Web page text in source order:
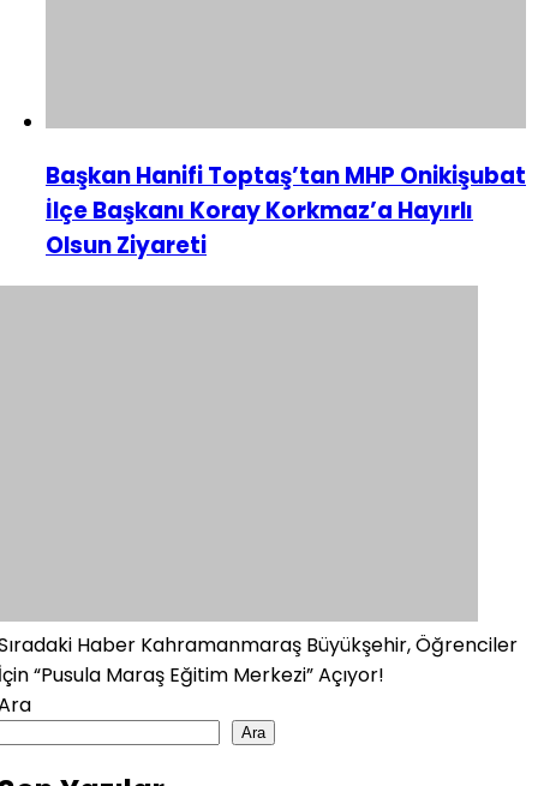
Başkan Hanifi Toptaş’tan MHP Onikişubat
İlçe Başkanı Koray Korkmaz’a Hayırlı
Olsun Ziyareti
Haber Kahramanmaraş Büyükşehir, Öğrenciler
“Pusula Maraş Eğitim Merkezi” Açıyor!
Ara